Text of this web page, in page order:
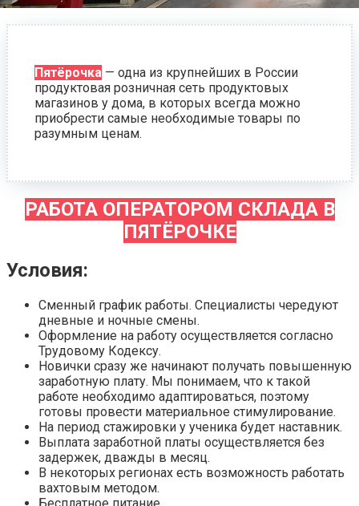
Пятёрочка — одна из крупнейших в России
продуктовая розничная сеть продуктовых
магазинов у дома, в которых всегда можно
приобрести самые необходимые товары по
разумным ценам.
РАБОТА ОПЕРАТОРОМ СКЛАДА В
ПЯТЁРОЧКЕ
Условия:
Сменный график работы. Специалисты чередуют
дневные и ночные смены.
Оформление на работу осуществляется согласно
Трудовому Кодексу.
Новички сразу же начинают получать повышенную
заработную плату. Мы понимаем, что к такой
работе необходимо адаптироваться, поэтому
готовы провести материальное стимулирование.
На период стажировки у ученика будет наставник.
Выплата заработной платы осуществляется без
задержек, дважды в месяц.
В некоторых регионах есть возможность работать
вахтовым методом.
Бесплатное питание.